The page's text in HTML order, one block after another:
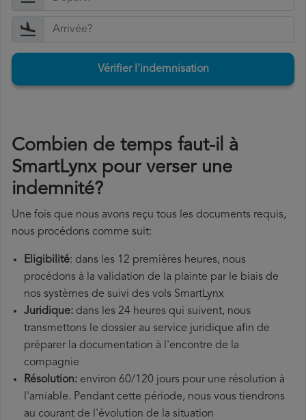
Vérifier l'indemnisation
Combien de temps faut-il à
SmartLynx pour verser une
indemnité?
Une fois que nous avons reçu tous les documents requis,
nous procédons comme suit:
Eligibilité: dans les 12 premières heures, nous
procédons à la validation de la plainte par le biais de
nos systèmes de suivi des vols SmartLynx
Juridique: dans les 24 heures qui suivent, nous
transmettons le dossier au service juridique afin de
préparer la documentation à l'encontre de la
compagnie
Résolution: environ 60/120 jours pour une résolution à
l'amiable. Pendant cette période, nous vous tiendrons
au courant de l'évolution de la situation